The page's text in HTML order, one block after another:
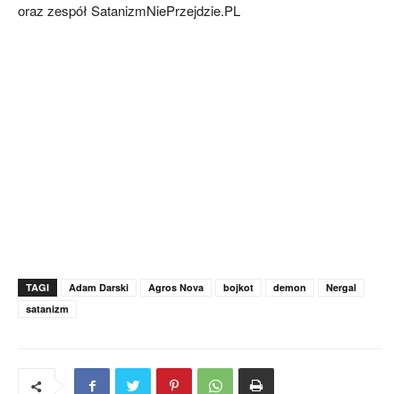
oraz zespół SatanizmNiePrzejdzie.PL
TAGI Adam Darski Agros Nova bojkot demon
Nergal
satanizm